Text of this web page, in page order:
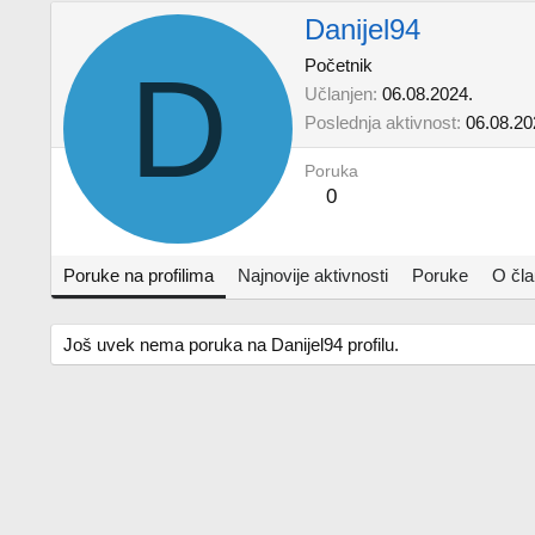
D
Danijel94
Početnik
Učlanjen 06.08.2024.
Poslednja aktivnost
Poruka
0
Poruke na profilima Najnovije aktivnosti Poruke O
Još uvek nema poruka na Danijel94 profilu.